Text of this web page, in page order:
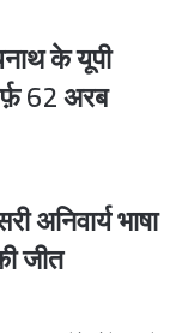
के यूपी
62 अरब
अनिवार्य भाषा
जीत